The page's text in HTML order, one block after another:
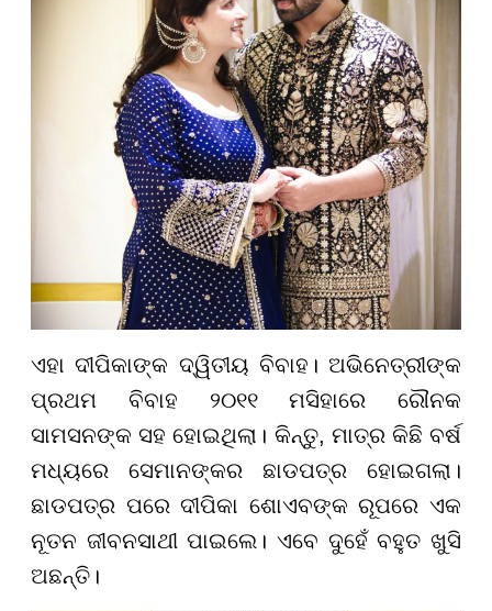
ଏହା ଦୀପିକାଙ୍କ ଦ୍ୱିତୀୟ ବିବାହ। ଅଭିନେତ୍ରୀଙ୍କ
ପ୍ରଥମ ବିବାହ ୨୦୧୧ ମସିହାରେ ରୌନକ
ସାମସନଙ୍କ ସହ ହୋଇଥିଲା। କିନ୍ତୁ, ମାତ୍ର କିଛି ବର୍ଷ
ମଧ୍ୟରେ ସେମାନଙ୍କର ଛାଡପତ୍ର ହୋଇଗଲା।
ଛାଡପତ୍ର ପରେ ଦୀପିକା ଶୋଏବଙ୍କ ରୂପରେ ଏକ
ନୂତନ ଜୀବନସାଥୀ ପାଇଲେ। ଏବେ ଦୁହେଁ ବହୁତ ଖୁସି
ଅଛନ୍ତି।